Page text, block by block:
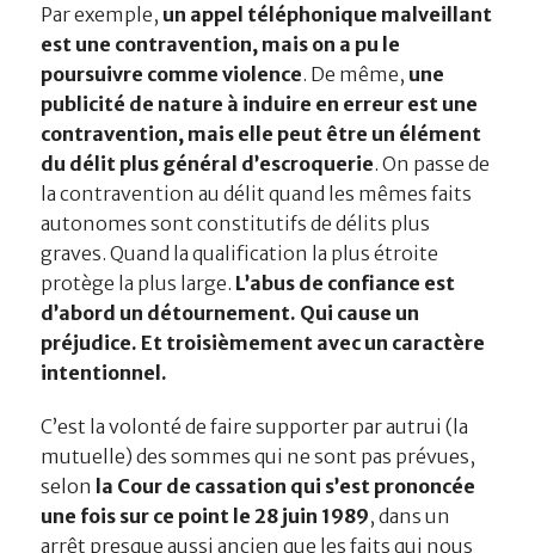
Par exemple, un appel téléphonique malveillant
est une contravention, mais on a pu le
poursuivre comme violence. De même, une
publicité de nature à induire en erreur est une
contravention, mais elle peut être un élément
du délit plus général d’escroquerie. On passe de
la contravention au délit quand les mêmes faits
autonomes sont constitutifs de délits plus
graves. Quand la qualification la plus étroite
protège la plus large. L’abus de confiance est
d’abord un détournement. Qui cause un
préjudice. Et troisièmement avec un caractère
intentionnel.
C’est la volonté de faire supporter par autrui (la
mutuelle) des sommes qui ne sont pas prévues,
selon la Cour de cassation qui s’est prononcée
une fois sur ce point le 28 juin 1989, dans un
arrêt presque aussi ancien que les faits qui nous